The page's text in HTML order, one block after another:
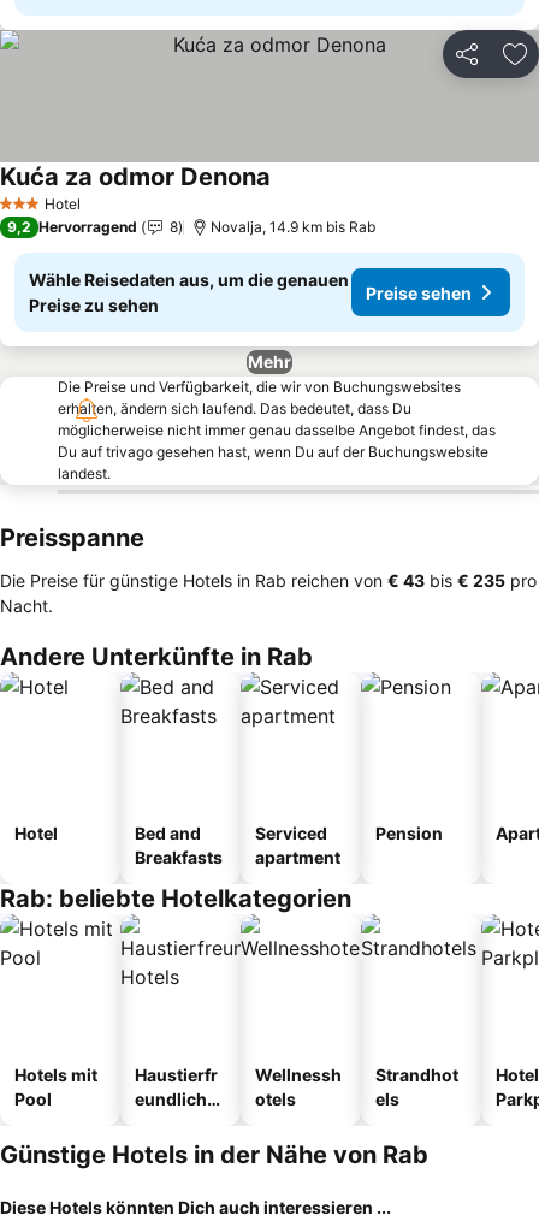
Teilen
3 SterneHotel
Kuća za odmor Denona
9,2 Hervorragend 8 Novalja, 14.9 km bis Rab
Wähle Reisedaten aus, um die genauen
Preise zu sehen
Preise sehen
Mehr
Die Preise und Verfügbarkeit, die wir von Buchungswebsites
erhalten, ändern sich laufend. Das bedeutet, dass Du
möglicherweise nicht immer genau dasselbe Angebot findest, das
Du auf trivago gesehen hast, wenn Du auf der Buchungswebsite
landest.
Preisspanne
Die Preise für günstige Hotels in Rab reichen von ‎€ 43 bis ‎€ 235 pro
Nacht.
Andere Unterkünfte in Rab
Hotel
Bed and
Breakfasts
Serviced
apartment
Pension
Rab: beliebte Hotelkategorien
Hotels mit
Pool
Haustierfr
eundliche
Wellnessh
otels
Strandhot
els
Günstige Hotels in der Nähe von Rab
Diese Hotels könnten Dich auch interessieren ...